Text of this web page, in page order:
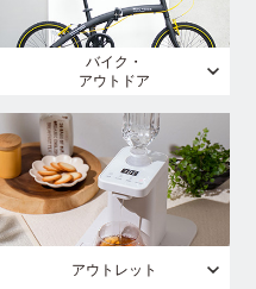
バイク・
アウトドア
アウトレット